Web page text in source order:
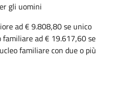
gli uomini
ad € 9.808,80 se unico
ad € 19.617,60 se
familiare con due o più